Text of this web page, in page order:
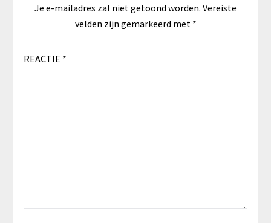
Je e-mailadres zal niet getoond worden. Vereiste
velden zijn gemarkeerd met *
REACTIE *